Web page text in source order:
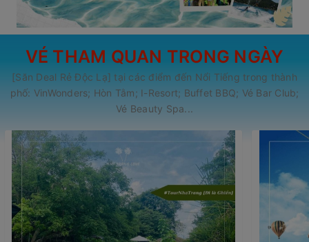
VÉ THAM QUAN TRONG NGÀY
[Săn Deal Rẻ Độc Lạ] tại các điểm đến Nổi Tiếng trong thành
phố: VinWonders; Hòn Tằm; I-Resort; Buffet BBQ; Vé Bar Club;
Vé Beauty Spa...